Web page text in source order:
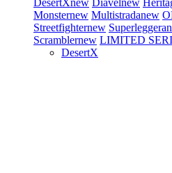
DesertXnew Diavelnew
Monsternew Multistradanew
Streetfighternew Superleggera
Scramblernew LIMITED
DesertX